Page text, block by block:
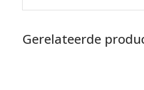
Gerelateerde